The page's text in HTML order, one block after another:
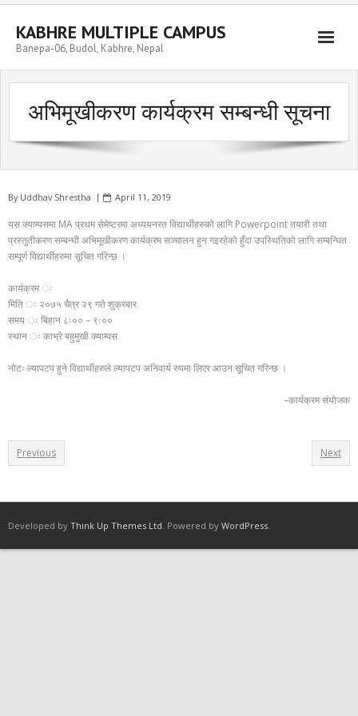
Skip
contentKABHRE MULTIPLE CAMPUS
Banepa-06, Budol, Kabhre, Nepal
अभिमूखीकरण कार्यक्रम सम्बन्धी सूचना
By Uddhav Shrestha April 11, 2019
यस क्याम्पसमा MA प्रथम सेमेष्टरमा अध्ययनरत विद्यार्थीहरुको लागि Powerpoint तयारी तथा
प्रस्तुतीकरण सम्बन्धी अभिमूखीकरण कार्यक्रम सञ्चालन हुन गइरहेको हुँदा उपस्थितिको लागि सम्बन्धित
सम्पूर्ण विद्यार्थीहरुमा सूचित गरिन्छ ।
कार्यक्रम ः
मिति ः २०७५ चैत्र २९ गते शुक्रबार
समय ः बिहान ८ः०० – ९ः००
स्थान ः काभ्रे बहुमुखी क्याम्पस
नोटः ल्यापटप हुने विद्यार्थीहरुले ल्यापटप अनिवार्य रुपमा लिएर आउन सूचित गरिन्छ ।
–कार्यक्रम संयोजक
Previous Next
Developed by Think Up Themes Ltd. Powered by WordPress.